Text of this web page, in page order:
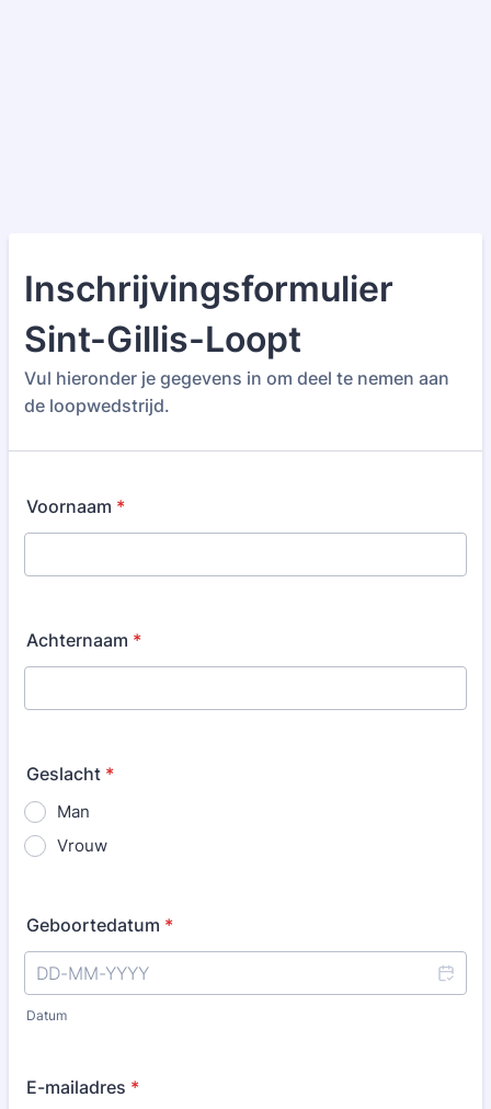
Inschrijvingsformulier
Sint-Gillis-Loopt
Vul hieronder je gegevens in om deel te nemen aan
de loopwedstrijd.
Voornaam *
Achternaam *
Geslacht *
Man
Vrouw
Geboortedatum *
Datum
E-mailadres *